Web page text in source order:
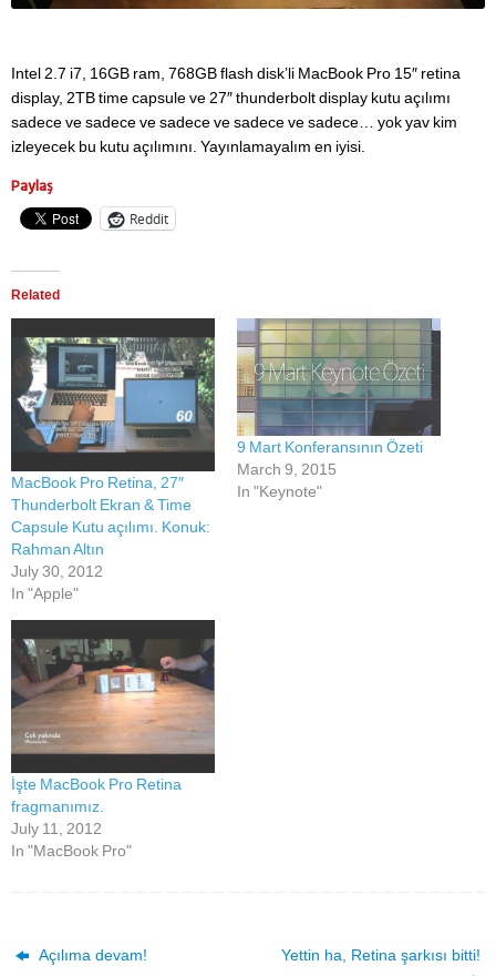
Intel 2.7 i7, 16GB ram, 768GB flash disk’li MacBook Pro 15″ retina
display, 2TB time capsule ve 27″ thunderbolt display kutu açılımı
sadece ve sadece ve sadece ve sadece ve sadece… yok yav kim
izleyecek bu kutu açılımını. Yayınlamayalım en iyisi.
Paylaş
Reddit
Related
MacBook Pro Retina, 27″
Thunderbolt Ekran & Time
Capsule Kutu açılımı. Konuk:
Rahman Altın
July 30, 2012
In "Apple"
9 Mart Konferansının Özeti
March 9, 2015
In "Keynote"
İşte MacBook Pro Retina
fragmanımız.
July 11, 2012
In "MacBook Pro"
Açılıma devam! Yettin ha, Retina şarkısı bitti!